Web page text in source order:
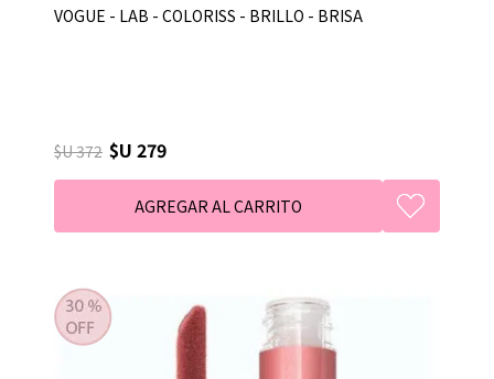
VOGUE - LAB - COLORISS - BRILLO - BRISA
$U 372 $U 279